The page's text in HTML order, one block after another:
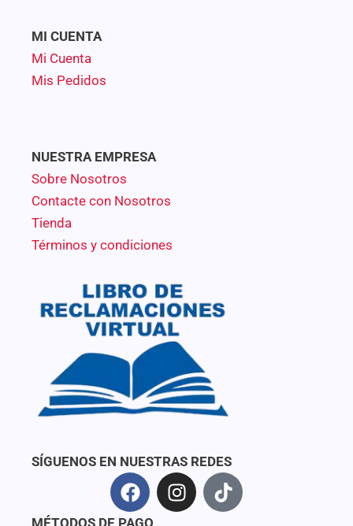
MI CUENTA
Mi Cuenta
Mis Pedidos
NUESTRA EMPRESA
Sobre Nosotros
Contacte con Nosotros
Tienda
Términos y condiciones
SÍGUENOS EN NUESTRAS REDES
F
a
c
I
n
T
i
MÉTODOS DE PAGO